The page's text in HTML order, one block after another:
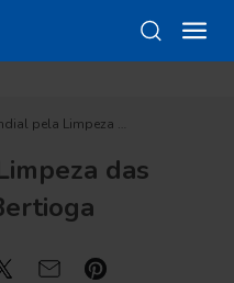
pela Limpeza …
das